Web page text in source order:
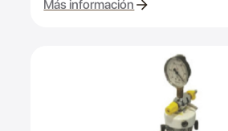
Más información